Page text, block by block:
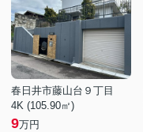
春日井市藤山台９丁目
4K (105.90㎡)
9万円